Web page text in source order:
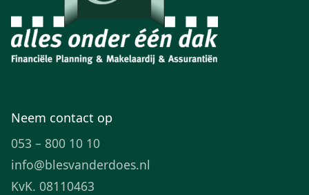
Neem contact op
053 – 800 10 10
info@blesvanderdoes.nl
KvK. 08110463